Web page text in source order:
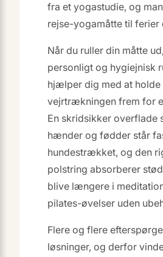
fra et yogastudie, og
rejse-yogamåtte til ferier
Når du ruller din måtte
personligt og hygiejnisk
hjælper dig med at holde
vejrtrækningen frem for
En skridsikker overflade
hænder og fødder står
hundestrækket, og den
polstring absorberer
blive længere i
pilates-øvelser uden
Flere og flere
løsninger, og derfor